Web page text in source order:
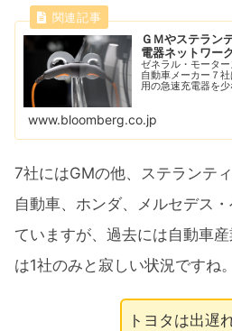
ＧＭやステラン
電器ネットワー
ゼネラル・モータ
自動車メーカー７
用の急速充電器を少
www.bloomberg.co.jp
7社にはGMの他、ステランテ
自動車、ホンダ、メルセデス
ていますが、過去には自動車
は1社のみと寂しい状況ですね。
トヨタは出遅